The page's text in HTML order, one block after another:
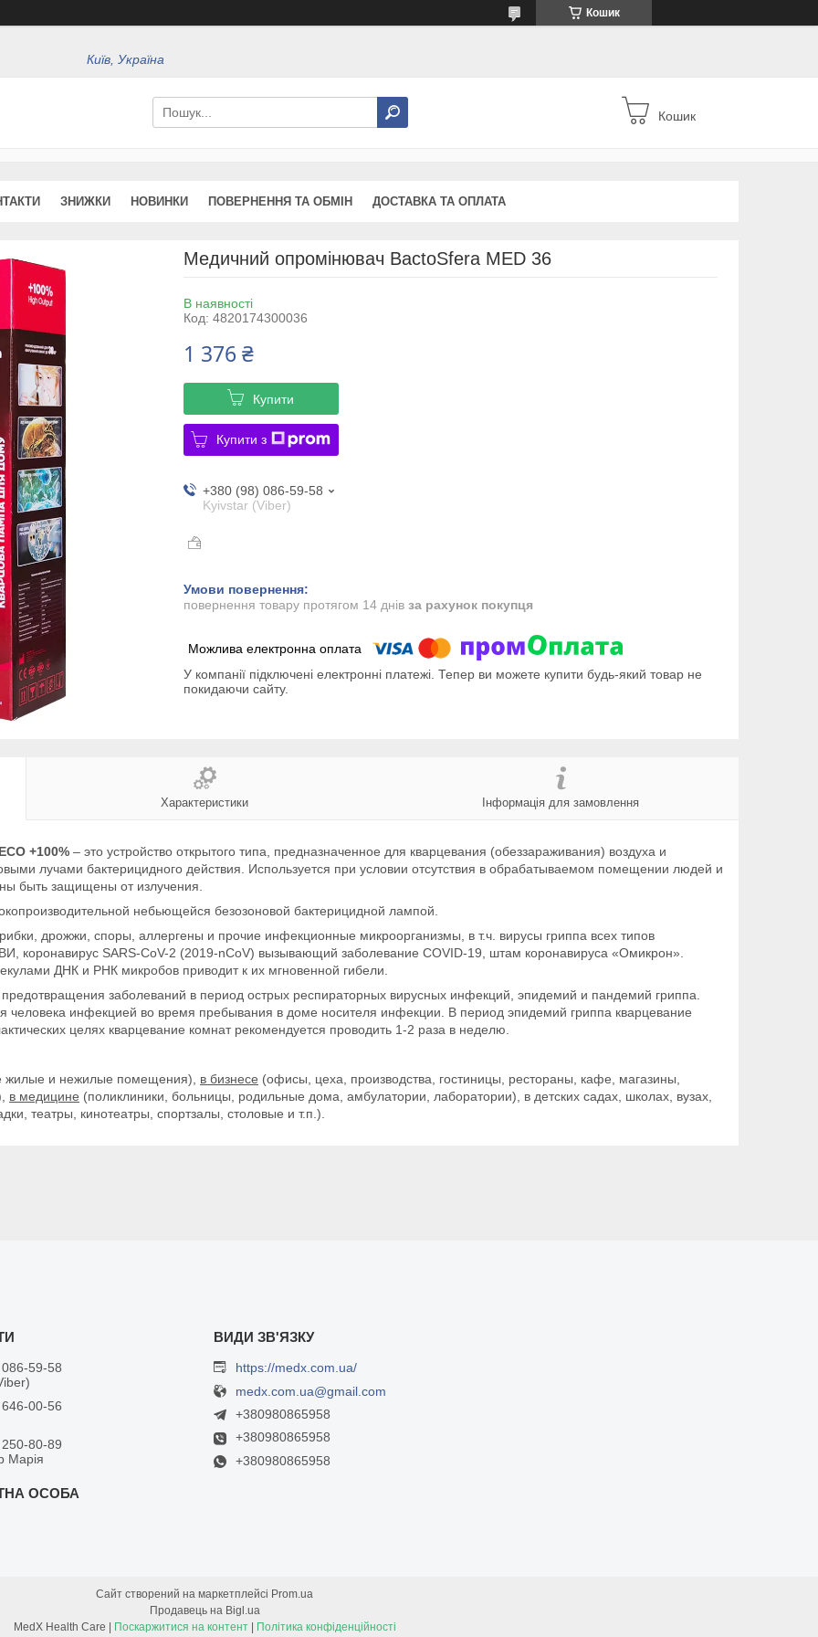
Кошик
Київ, Україна
Кошик
ЗНИЖКИ НОВИНКИ ПОВЕРНЕННЯ ТА ОБМІН ДОСТАВКА ТА ОПЛАТА
Медичний опромінювач BactoSfera MED 36
В наявності
Код: 4820174300036
1 376 ₴
Купити
Купити з
+380 (98) 086-59-58
Kyivstar (Viber)
повернення товару протягом 14 днів за рахунок покупця
У компанії підключені електронні платежі. Тепер ви можете купити будь-який товар не
покидаючи сайту.
Характеристики Інформація для замовлення
+100% – это устройство открытого типа, предназначенное для кварцевания (обеззараживания) воздуха и
лучами бактерицидного действия. Используется при условии отсутствия в обрабатываемом помещении людей и
быть защищены от излучения.
небьющейся безозоновой бактерицидной лампой.
дрожжи, споры, аллергены и прочие инфекционные микроорганизмы, в т.ч. вирусы гриппа всех типов
коронавирус SARS-CoV-2 (2019-nCoV) вызывающий заболевание COVID-19, штам коронавируса «Омикрон».
ДНК и РНК микробов приводит к их мгновенной гибели.
заболеваний в период острых респираторных вирусных инфекций, эпидемий и пандемий гриппа.
человека инфекцией во время пребывания в доме носителя инфекции. В период эпидемий гриппа кварцевание
целях кварцевание комнат рекомендуется проводить 1-2 раза в неделю.
и нежилые помещения), в бизнесе (офисы, цеха, производства, гостиницы, рестораны, кафе, магазины,
в медицине (поликлиники, больницы, родильные дома, амбулатории, лаборатории), в детских садах, школах, вузах,
театры, кинотеатры, спортзалы, столовые и т.п.).
59-58
00-56
80-89
Марія
https://medx.com.ua/
medx.com.ua@gmail.com
+380980865958
+380980865958
+380980865958
Сайт створений на маркетплейсі Prom.ua
Продавець на Bigl.ua
MedX Health Care | Поскаржитися на контент | Політика конфіденційності